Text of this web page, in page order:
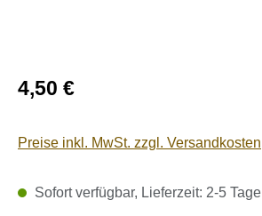
Regulärer Preis:
4,50 €
Preise inkl. MwSt. zzgl. Versandkosten
Sofort verfügbar, Lieferzeit: 2-5 Tage